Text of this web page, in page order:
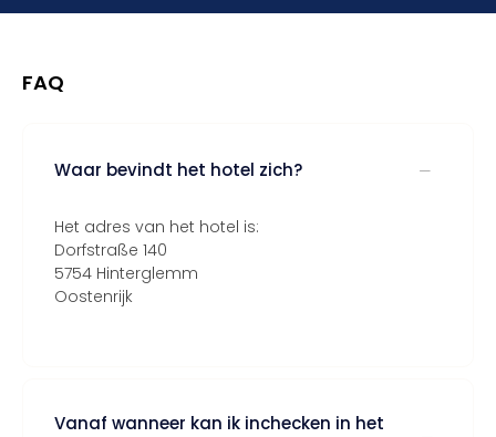
FAQ
Waar bevindt het hotel zich?
Het adres van het hotel is:
Dorfstraße 140
5754 Hinterglemm
Oostenrijk
Vanaf wanneer kan ik inchecken in het